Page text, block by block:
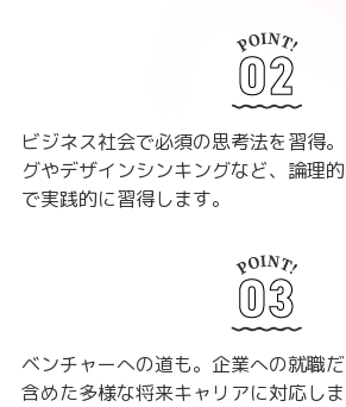
ビジネス社会で必須の思考法を習得
グやデザインシンキングなど、論理
で実践的に習得します。
ベンチャーへの道も。企業への就職
含めた多様な将来キャリアに対応しま